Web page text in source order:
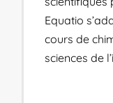
Equatio
cours de
sciences de